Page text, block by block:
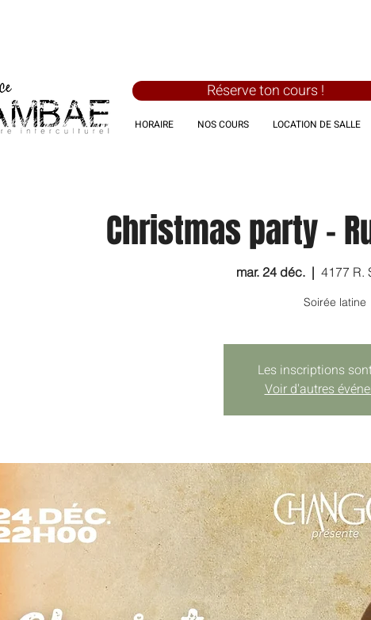
Réserve ton cours !
HORAIRE NOS COURS LOCATION DE SALLE
Christmas party -
mar. 24 déc.
  |
4177 R.
Soirée latine
Les inscriptions
Voir d'autres